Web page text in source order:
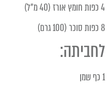
4 כפות חומץ אורז (40 מ"ל)
8 כפות סוכר (100 גרם)
לחביתה:
1 כף שמן